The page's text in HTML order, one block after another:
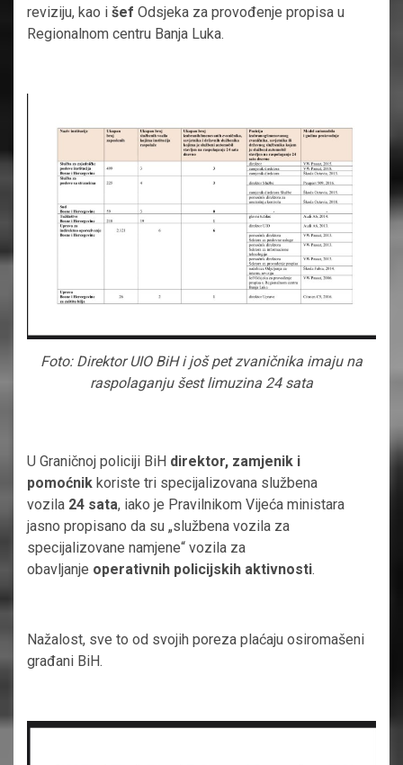
reviziju, kao i šef Odsjeka za provođenje propisa u
Regionalnom centru Banja Luka.
Foto: Direktor UIO BiH i još pet zvaničnika imaju na
raspolaganju šest limuzina 24 sata
U Graničnoj policiji BiH direktor, zamjenik i
pomoćnik koriste tri specijalizovana službena
vozila 24 sata, iako je Pravilnikom Vijeća ministara
jasno propisano da su „službena vozila za
specijalizovane namjene“ vozila za
obavljanje operativnih policijskih aktivnosti.
Nažalost, sve to od svojih poreza plaćaju osiromašeni
građani BiH.